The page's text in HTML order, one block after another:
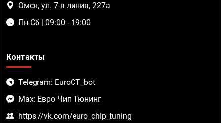
Омск, ул. 7-я линия, 227а
Пн-Сб | 09:00 - 19:00
Контакты
Telegram: EuroCT_bot
Max: Евро Чип Тюнинг
https://vk.com/euro_chip_tuning